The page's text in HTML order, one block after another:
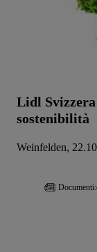
Lidl
sostenibilità
Weinfelden,
Documenti: